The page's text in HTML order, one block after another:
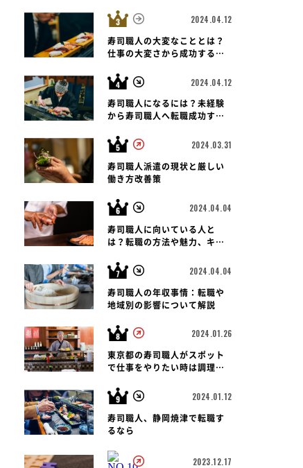
2024.04.12
寿司職人の大変なこととは？
仕事の大変さから成功する転
2024.04.12
寿司職人になるには？未経験
から寿司職人へ転職成功する
2024.03.31
寿司職人派遣の現状と厳しい
働き方改善策
2024.04.04
寿司職人に向いている人と
は？転職の方法や魅力、キャ
説！
2024.04.04
寿司職人の年収事情：転職や
地域別の影響について解説
2024.01.26
東京都の寿司職人がスポット
で仕事をやりたい時は調理師
2024.01.12
寿司職人、静岡焼津で転職す
るなら
2023.12.17